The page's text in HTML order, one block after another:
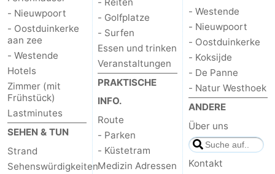
Parken
-
Küstetram
Medizin
Adressen
Region
Westflandern
-
Brügge
-
- Nieuwpoort
- Oostduinkerke
aan zee
- Westende
Hotels
Zimmer (mit
Frühstück)
Lastminutes
SEHEN & TUN
Strand
Sehenswürdigkeiten
- Golfplatze
- Surfen
Essen und trinken
Veranstaltungen
PRAKTISCHE
INFO.
Route
- Parken
- Küstetram
Medizin Adressen
- Westende
- Nieuwpoort
- Oostduinkerke
- Koksijde
- De Panne
- Natur Westhoek
ANDERE
Über uns
Kontakt